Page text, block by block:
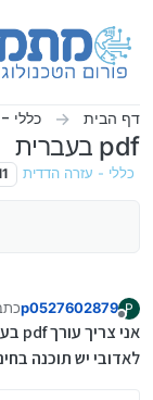
דף הבית כללי
pdf בעברית
כללי - עזרה הדדית
P
p0527602879
אני צריך עורך pdf בעברית,
לאדובי יש תוכנה